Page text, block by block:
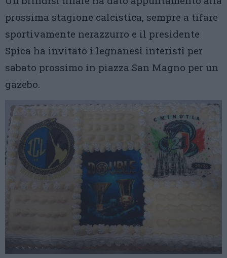
prossima stagione calcistica, sempre a tifare
sportivamente nerazzurro e il presidente
Spica ha invitato i legnanesi interisti per
sabato prossimo in piazza San Magno per un
gazebo.